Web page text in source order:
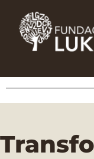
contenidoDatos